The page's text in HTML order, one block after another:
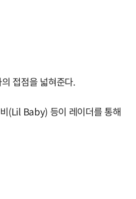
접점을 넓혀준다.
(Lil Baby) 등이 레이더를 통해